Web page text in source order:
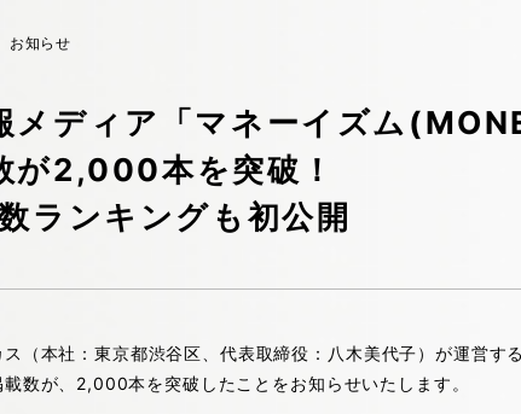
お知らせ
メディア「マネーイズム
が2,000本を突破！
ランキングも初公開
（本社：東京都渋谷区、代表取締役：八木美代子）が運営す
数が、2,000本を突破したことをお知らせいたします。